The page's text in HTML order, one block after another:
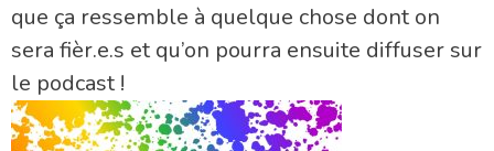
que ça ressemble à quelque chose dont on
sera fièr.e.s et qu’on pourra ensuite diffuser sur
le podcast !